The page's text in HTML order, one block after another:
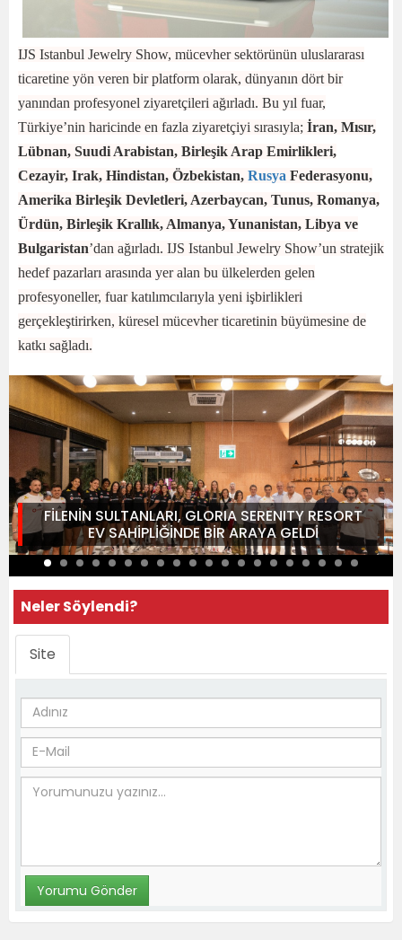
IJS Istanbul Jewelry Show, mücevher sektörünün uluslararası
ticaretine yön veren bir platform olarak, dünyanın dört bir
yanından profesyonel ziyaretçileri ağırladı. Bu yıl fuar,
Türkiye’nin haricinde en fazla ziyaretçiyi sırasıyla; İran, Mısır,
Lübnan, Suudi Arabistan, Birleşik Arap Emirlikleri,
Cezayir, Irak, Hindistan, Özbekistan, Rusya Federasyonu,
Amerika Birleşik Devletleri, Azerbaycan, Tunus, Romanya,
Ürdün, Birleşik Krallık, Almanya, Yunanistan, Libya ve
Bulgaristan’dan ağırladı. IJS Istanbul Jewelry Show’un stratejik
hedef pazarları arasında yer alan bu ülkelerden gelen
profesyoneller, fuar katılımcılarıyla yeni işbirlikleri
gerçekleştirirken, küresel mücevher ticaretinin büyümesine de
katkı sağladı.
FİLENİN SULTANLARI, GLORIA SERENITY RESORT
EV SAHİPLİĞİNDE BİR ARAYA GELDİ
Neler Söylendi?
Site